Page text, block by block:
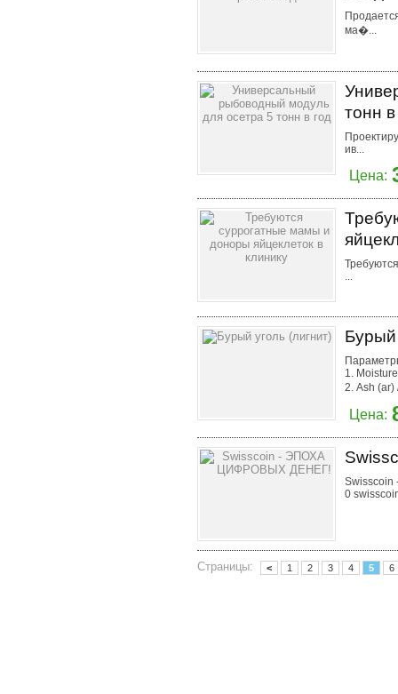
ма�...
тонн в
ив...
Цена:
...
Бурый
1.
2. Ash
Цена:
Swisscoin
0
Страницы: < 1 2 3 4 5 6